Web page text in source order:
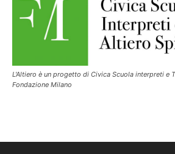
L'Altiero è un progetto di Civica Scuola interpreti e
Fondazione Milano